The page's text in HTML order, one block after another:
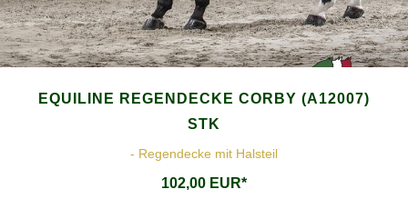
EQUILINE REGENDECKE CORBY (A12007)
STK
- Regendecke mit Halsteil
102,00 EUR*